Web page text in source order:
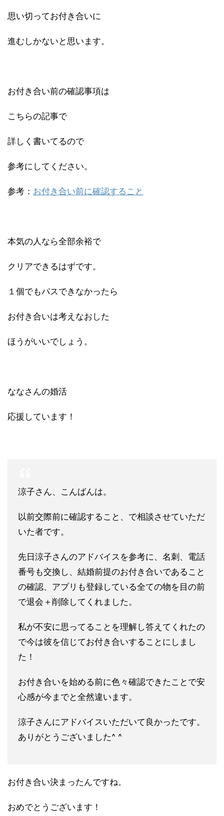
思い切ってお付き合いに
進むしかないと思います。
お付き合い前の確認事項は
こちらの記事で
詳しく書いてるので
参考にしてください。
参考： お付き合い前に確認すること
本気の人なら全部余裕で
クリアできるはずです。
１個でもパスできなかったら
お付き合いは考えなおした
ほうがいいでしょう。
ななさんの婚活
応援しています！
涼子さん、こんばんは。
以前交際前に確認すること、で相談させていただ
いた者です。
先日涼子さんのアドバイスを参考に、名刺、電話
番号も交換し、結婚前提のお付き合いであること
の確認、アプリも登録している全ての物を目の前
で退会＋削除してくれました。
私が不安に思ってることを理解し答えてくれたの
で今は彼を信じてお付き合いすることにしまし
た！
お付き合いを始める前に色々確認できたことで安
心感が今までと全然違います。
涼子さんにアドバイスいただいて良かったです。
ありがとうござい ました^ ^
お付き合い決まったんですね。
おめでとうございます！